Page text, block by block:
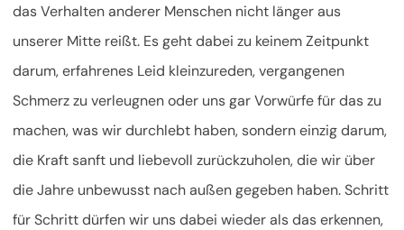
das Verhalten anderer Menschen nicht länger aus
unserer Mitte reißt. Es geht dabei zu keinem Zeitpunkt
darum, erfahrenes Leid kleinzureden, vergangenen
Schmerz zu verleugnen oder uns gar Vorwürfe für das zu
machen, was wir durchlebt haben, sondern einzig darum,
die Kraft sanft und liebevoll zurückzuholen, die wir über
die Jahre unbewusst nach außen gegeben haben. Schritt
für Schritt dürfen wir uns dabei wieder als das erkennen,